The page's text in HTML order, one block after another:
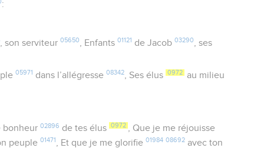
:
, son serviteur 05650, Enfants 01121 de Jacob 03290, ses
05971 dans l’allégresse 08342, Ses élus 0972 au milieu
bonheur 02896 de tes élus 0972 , Que je me réjouisse
peuple01471 , Et que je me glorifie01984 08692 avec ton